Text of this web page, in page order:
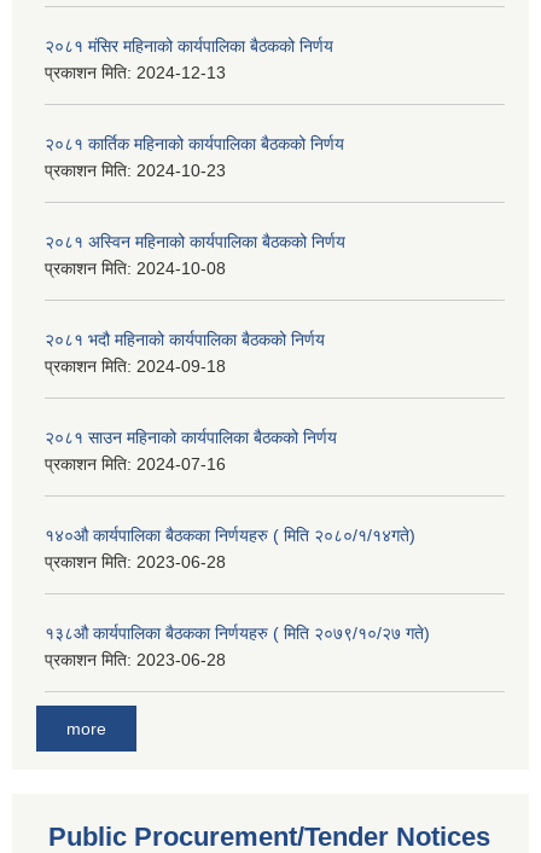
२०८१ मंसिर महिनाको कार्यपालिका बैठकको निर्णय
प्रकाशन मिति: 2024-12-13
२०८१ कार्तिक महिनाको कार्यपालिका बैठकको निर्णय
प्रकाशन मिति: 2024-10-23
२०८१ अस्विन महिनाको कार्यपालिका बैठकको निर्णय
प्रकाशन मिति: 2024-10-08
२०८१ भदौ महिनाको कार्यपालिका बैठकको निर्णय
प्रकाशन मिति: 2024-09-18
२०८१ साउन महिनाको कार्यपालिका बैठकको निर्णय
प्रकाशन मिति: 2024-07-16
१४०औ कार्यपालिका बैठकका निर्णयहरु ( मिति २०८०/१/१४गते)
प्रकाशन मिति: 2023-06-28
१३८औ कार्यपालिका बैठकका निर्णयहरु ( मिति २०७९/१०/२७ गते)
प्रकाशन मिति: 2023-06-28
more
Public Procurement/Tender Notices